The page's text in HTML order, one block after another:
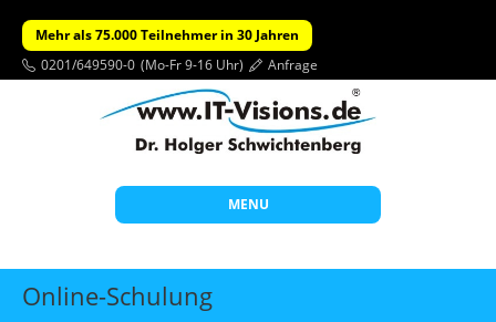
Mehr als 75.000 Teilnehmer in 30 Jahren
0201/649590-0 (Mo-Fr 9-16 Uhr) Anfrage
MENU
Start
Themen
Online-Schulung